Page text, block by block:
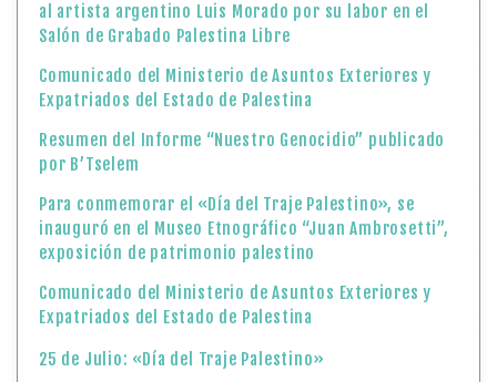
al artista argentino Luis Morado por su labor en el
Salón de Grabado Palestina Libre
Comunicado del Ministerio de Asuntos Exteriores y
Expatriados del Estado de Palestina
Resumen del Informe “Nuestro Genocidio” publicado
por B’Tselem
Para conmemorar el «Día del Traje Palestino», se
inauguró en el Museo Etnográfico “Juan Ambrosetti”,
exposición de patrimonio palestino
Comunicado del Ministerio de Asuntos Exteriores y
Expatriados del Estado de Palestina
25 de Julio: «Día del Traje Palestino»